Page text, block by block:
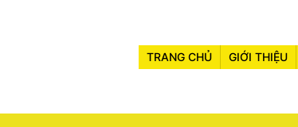
TRANG CHỦ GIỚI THIỆU